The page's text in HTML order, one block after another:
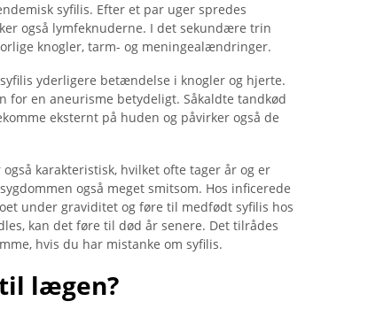
syfilis. Efter et par uger spredes
også lymfeknuderne. I det sekundære trin
knogler, tarm- og meningealændringer.
yderligere betændelse i knogler og hjerte.
for en aneurisme betydeligt. Såkaldte tandkød
eksternt på huden og påvirker også de
karakteristisk, hvilket ofte tager år og er
også meget smitsom. Hos inficerede
under graviditet og føre til medfødt syfilis hos
kan det føre til død år senere. Det tilrådes
hvis du har mistanke om syfilis.
lægen?